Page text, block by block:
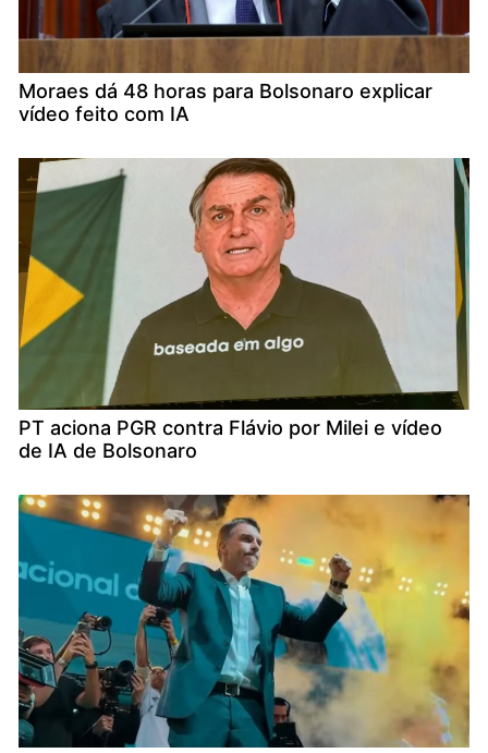
Moraes dá 48 horas para Bolsonaro explicar
vídeo feito com IA
PT aciona PGR contra Flávio por Milei e vídeo
de IA de Bolsonaro